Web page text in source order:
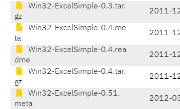
Win32-ExcelSimple-0.3.tar.
gz
2011-
Win32-ExcelSimple-0.4.me
ta
2011-
Win32-ExcelSimple-0.4.rea
dme
2011-
Win32-ExcelSimple-0.4.tar.
gz
2011-
Win32-ExcelSimple-0.51.
meta
2012-